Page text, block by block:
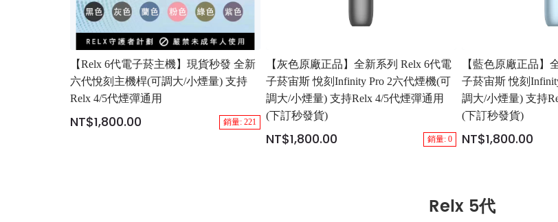
【Relx 6代電子菸主機】現貨秒發 全新
六代悅刻主機桿(可調大/小煙量) 支持
Relx 4/5代煙彈通用
NT$1,800.00 銷量: 221
【灰色原廠正品】全新系列 Relx 6代電
子菸宙斯 悅刻Infinity Pro 2六代煙機(可
調大/小煙量) 支持Relx 4/5代煙彈通用
(下訂秒發貨)
NT$1,800.00 銷量: 0
【藍色原廠正品】
子菸宙斯 悅刻
調大/小煙量) 支持
(下訂秒發貨)
NT$1,800.00
Relx 5代